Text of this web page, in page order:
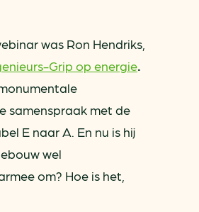
was Ron Hendriks,
Grip op energie.
samenspraak met de
E naar A. En nu is hij
wel
om? Hoe is het,